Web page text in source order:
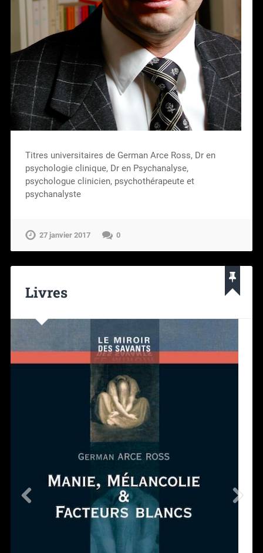
Titres universitaires de German Arce Ross, Dr en
psychologie clinique, Dr en Psychanalyse,
psychologue clinicien, psychothérapeute et
psychanalyste
27 janvier 2017 0
Livres